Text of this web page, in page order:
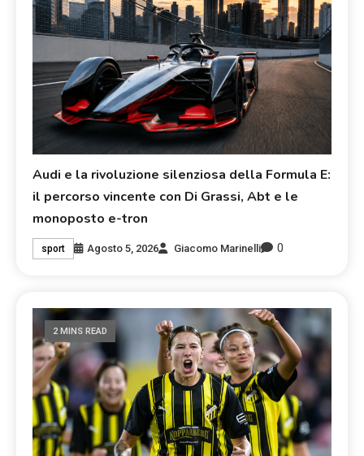
Audi e la rivoluzione silenziosa della Formula E:
il percorso vincente con Di Grassi, Abt e le
monoposto e-tron
sport Agosto 5, 2026 Giacomo Marinelli 0
2 MINS READ